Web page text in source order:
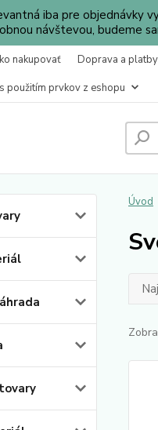
iba pre objednávky
návštevou, budeme
nakupovať Doprava a platby
použitím prvkov z eshopu
Úvod